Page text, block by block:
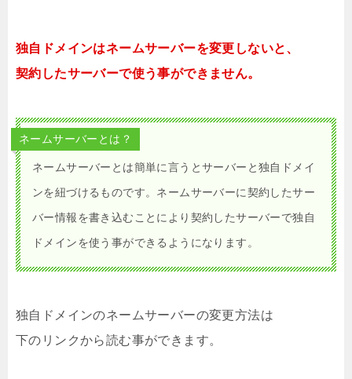
独自ドメインはネームサーバーを変更しないと、
契約したサーバーで使う事ができません。
ネームサーバーとは？
ネームサーバーとは簡単に言うとサーバーと独自ドメイ
ンを紐づけるものです。ネームサーバーに契約したサー
バー情報を書き込むことにより契約したサーバーで独自
ドメインを使う事ができるようになります。
独自ドメインのネームサーバーの変更方法は
下のリンクから読む事ができます。